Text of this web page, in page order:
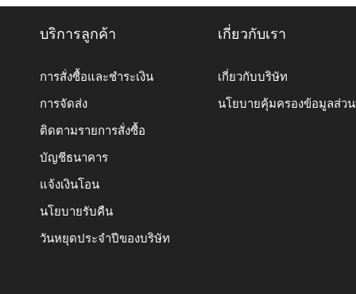
บริการลูกค้า
การสั่งซื้อและชำระเงิน
การจัดส่ง
ติดตามรายการสั่งซื้อ
บัญชีธนาคาร
แจ้งเงินโอน
นโยบายรับคืน
วันหยุดประจำปีของบริษัท
เกี่ยวกับเรา
เกี่ยวกับบริษัท
นโยบายคุ้มครองข้อมูลส่ว